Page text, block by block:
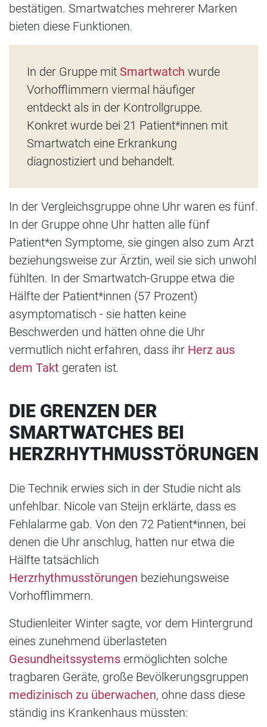
bestätigen. Smartwatches mehrerer Marken
bieten diese Funktionen.
In der Gruppe mit Smartwatch wurde
Vorhofflimmern viermal häufiger
entdeckt als in der Kontrollgruppe.
Konkret wurde bei 21 Patient*innen mit
Smartwatch eine Erkrankung
diagnostiziert und behandelt.
In der Vergleichsgruppe ohne Uhr waren es fünf.
In der Gruppe ohne Uhr hatten alle fünf
Patient*en Symptome, sie gingen also zum Arzt
beziehungsweise zur Ärztin, weil sie sich unwohl
fühlten. In der Smartwatch-Gruppe etwa die
Hälfte der Patient*innen (57 Prozent)
asymptomatisch - sie hatten keine
Beschwerden und hätten ohne die Uhr
vermutlich nicht erfahren, dass ihr Herz aus
dem Takt geraten ist.
DIE GRENZEN DER
SMARTWATCHES BEI
HERZRHYTHMUSSTÖRUNGEN
Die Technik erwies sich in der Studie nicht als
unfehlbar. Nicole van Steijn erklärte, dass es
Fehlalarme gab. Von den 72 Patient*innen, bei
denen die Uhr anschlug, hatten nur etwa die
Hälfte tatsächlich
Herzrhythmusstörungen beziehungsweise
Vorhofflimmern.
Studienleiter Winter sagte, vor dem Hintergrund
eines zunehmend überlasteten
Gesundheitssystems ermöglichten solche
tragbaren Geräte, große Bevölkerungsgruppen
medizinisch zu überwachen, ohne dass diese
ständig ins Krankenhaus müssten: